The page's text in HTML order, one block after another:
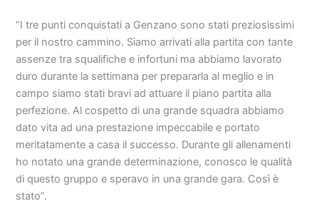
“I tre punti conquistati a Genzano sono stati preziosissimi
per il nostro cammino. Siamo arrivati alla partita con tante
assenze tra squalifiche e infortuni ma abbiamo lavorato
duro durante la settimana per prepararla al meglio e in
campo siamo stati bravi ad attuare il piano partita alla
perfezione. Al cospetto di una grande squadra abbiamo
dato vita ad una prestazione impeccabile e portato
meritatamente a casa il successo. Durante gli allenamenti
ho notato una grande determinazione, conosco le qualità
di questo gruppo e speravo in una grande gara. Così è
stato”.